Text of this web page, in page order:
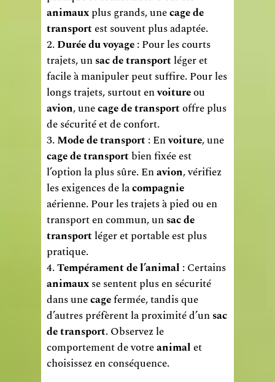
animauxplus grands, unecage de
transportest souvent plus adaptée.
Durée du voyage: Pour les courts
trajets, unsac de transportléger et
facile à manipuler peut suffire. Pour les
longs trajets, surtout envoitureou
avion, unecage de transportoffre plus
de sécurité et de confort.
Mode de transport: Envoiture, une
cage de transportbien fixée est
l’option la plus sûre. Enavion, vérifiez
les exigences de lacompagnie
aérienne. Pour les trajets à pied ou en
transport en commun, unsac de
transportléger et portable est plus
pratique.
Tempérament de l’animal : Certains
animauxse sentent plus en sécurité
dans unecagefermée, tandis que
d’autres préfèrent la proximité d’unsac
de transport. Observez le
comportement de votreanimalet
choisissez en conséquence.